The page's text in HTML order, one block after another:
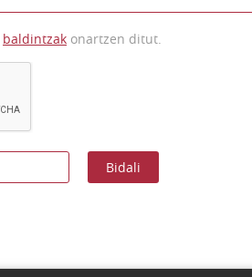
baldintzak onartzen ditut.